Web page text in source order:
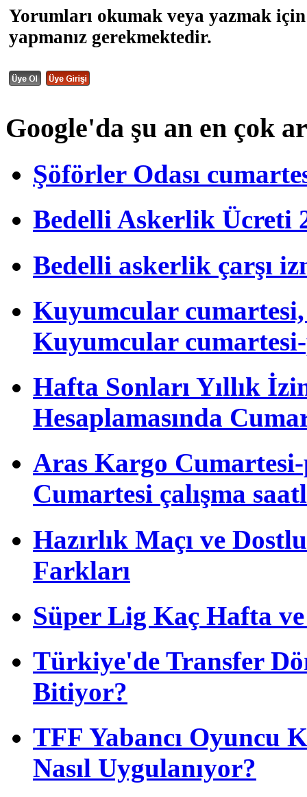
Yorumları okumak veya yazmak
yapmanız gerekmektedir.
Google'da şu an en çok
Şöförler Odası
Bedelli Askerlik Ücreti
Bedelli askerlik çarşı
Kuyumcular cumartesi,
Kuyumcular
Hafta Sonları Yıllık
Hesaplamasında
Aras Kargo Cumartesi-
Cumartesi çalışma
Hazırlık Maçı ve
Farkları
Süper Lig Kaç Hafta
Türkiye'de Transfer
Bitiyor?
TFF Yabancı Oyuncu
Nasıl Uygulanıyor?